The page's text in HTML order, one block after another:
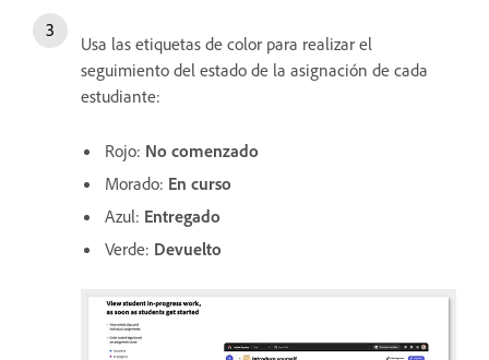
Usa las etiquetas de color para realizar el
seguimiento del estado de la asignación de cada
estudiante:
Rojo: No comenzado
Morado: En curso
Azul: Entregado
Verde: Devuelto